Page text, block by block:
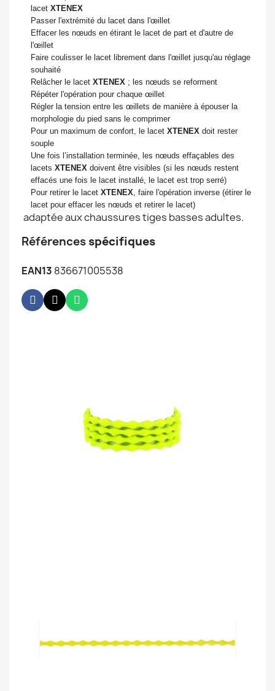
lacet XTENEX
Passer l'extrémité du lacet dans l'œillet
Effacer les nœuds en étirant le lacet de part et d'autre de
l'œillet
Faire coulisser le lacet librement dans l'œillet jusqu'au réglage
souhaité
Relâcher le lacet XTENEX ; les nœuds se reforment
Répéter l'opération pour chaque œillet
Régler la tension entre les œillets de manière à épouser la
morphologie du pied sans le comprimer
Pour un maximum de confort, le lacet XTENEX doit rester
souple
Une fois l’installation terminée, les nœuds effaçables des
lacets XTENEX doivent être visibles (si les nœuds restent
effacés une fois le lacet installé, le lacet est trop serré)
Pour retirer le lacet XTENEX, faire l'opération inverse (étirer le
lacet pour effacer les nœuds et retirer le lacet)
adaptée aux chaussures tiges basses adultes.
Références spécifiques
EAN13 836671005538